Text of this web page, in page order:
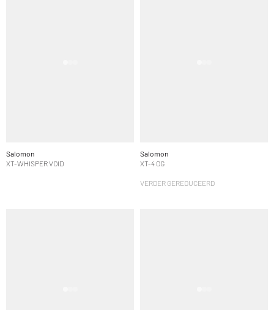
Salomon
XT-WHISPER VOID
Salomon
XT-4 OG
VERDER GEREDUCEERD